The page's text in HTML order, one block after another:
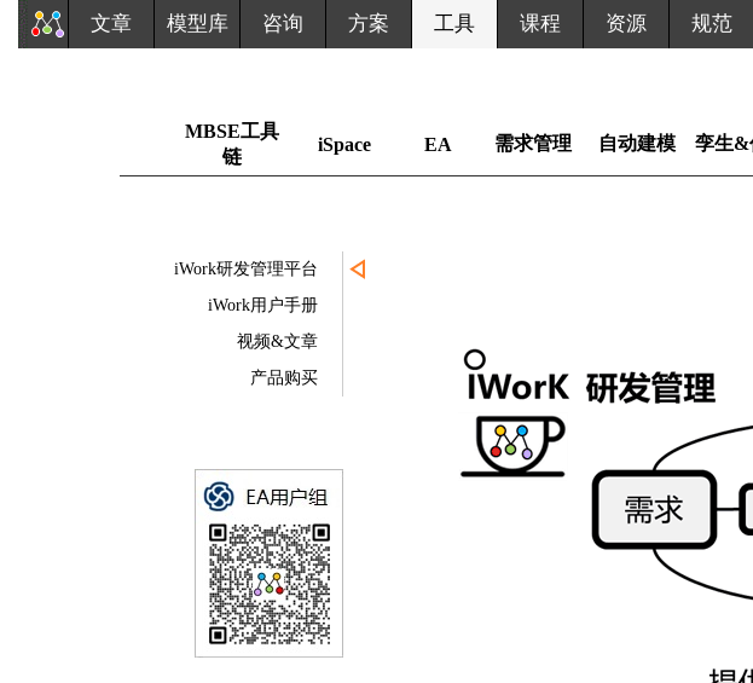
文章 模型库 咨询 方案 工具 课程 资源 规范
MBSE工具
链
iSpace EA 需求管理 自动建模 孪生&
iWork研发管理平台
iWork用户手册
视频&文章
产品购买